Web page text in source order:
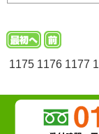
1175 1176 1177